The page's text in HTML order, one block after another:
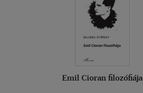
Emil Cioran filozófiája